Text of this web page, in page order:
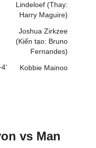
Lindeloef (Thay:
Harry Maguire)
Joshua Zirkzee
(Kiến tạo: Bruno
Fernandes)
Kobbie Mainoo
vs Man